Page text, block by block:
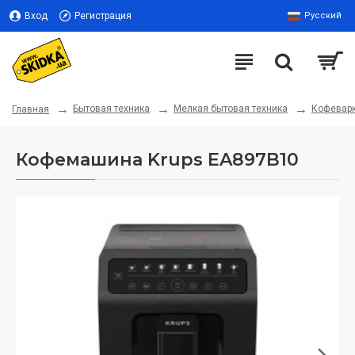
Вход Регистрация Русский
Главная Бытовая техника Мелкая бытовая техника
Кофемашина Krups EA897B10